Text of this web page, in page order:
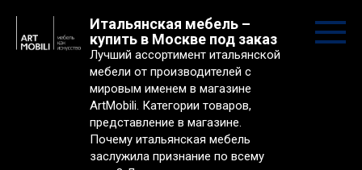
контенту
Итальянская мебель –
купить в Москве под заказ
Лучший ассортимент итальянской
мебели от производителей с
мировым именем в магазине
ArtMobili. Категории товаров,
представление в магазине.
Почему итальянская мебель
заслужила признание по всему